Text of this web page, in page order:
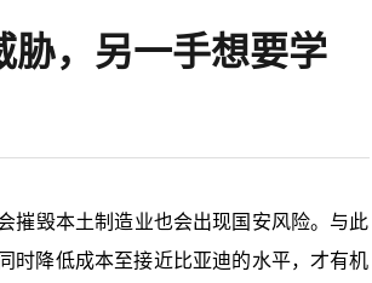
胁，另一手想要学
摧毁本土制造业也会出现国安风险。与此
时降低成本至接近比亚迪的水平，才有机